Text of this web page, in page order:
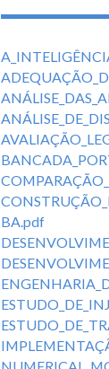
BA.pdf